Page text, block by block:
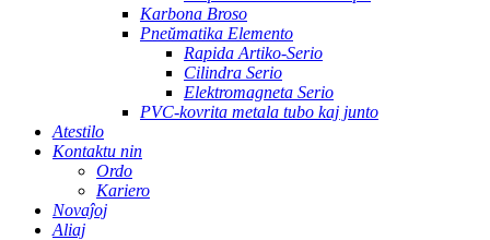
Karbona Broso
Pneŭmatika Elemento
Rapida Artiko-Serio
Cilindra Serio
Elektromagneta Serio
PVC-kovrita metala tubo kaj junto
Atestilo
Kontaktu nin
Ordo
Kariero
Novaĵoj
Aliaj